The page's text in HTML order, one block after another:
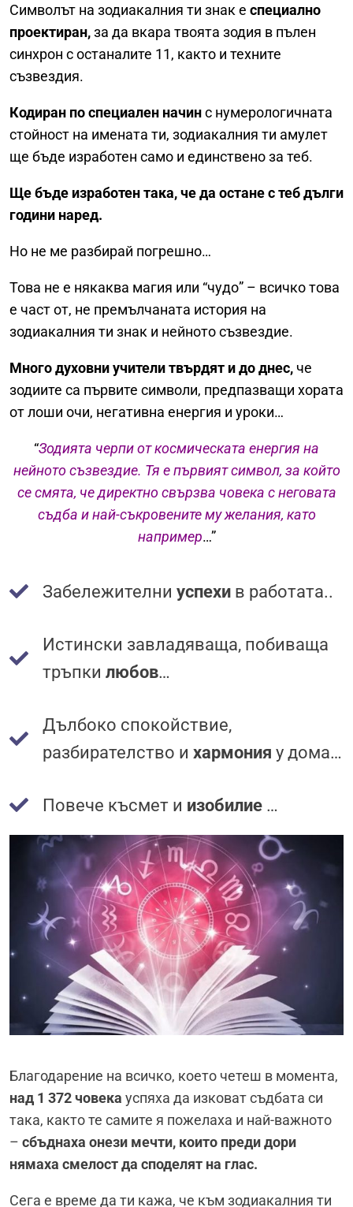
Символът на зодиакалния ти знак е специално
проектиран,за да вкара твоята зодия в пълен
синхрон с останалите 11, както и техните
съзвездия.
Кодиран по специален начинс нумерологичната
стойност на имената ти, зодиакалния ти амулет
ще бъде изработен само и единствено за теб.
Ще бъде изработен така, че да остане с теб дълги
години наред.
Но не ме разбирай погрешно…
Това не е някаква магия или “чудо” – всичко това
е част от, не премълчаната история на
зодиакалния ти знак и нейното съзвездие.
Много духовни учители твърдят и до днес, че
зодиите са първите символи, предпазващи хората
от лоши очи, негативна енергия и уроки…
“Зодията черпи от космическата енергия на
нейното съзвездие. Тя е първият символ, за който
се смята, че директно свързва човека с неговата
съдба и най-съкровените му желания, като
например…”
Забележителни успехи в работата..
Истински завладяваща, побиваща
тръпки любов…
Дълбоко спокойствие,
разбирателство и хармония у дома…
Повече късмет и изобилие …
Благодарение на всичко, което четеш в момента,
над 1 372 човека успяха да изковат съдбата си
така, както те самите я пожелаха и най-важното
– сбъднаха онези мечти, които преди дори
нямаха смелост да споделят на глас.
Сега е време да ти кажа, че към зодиакалния ти